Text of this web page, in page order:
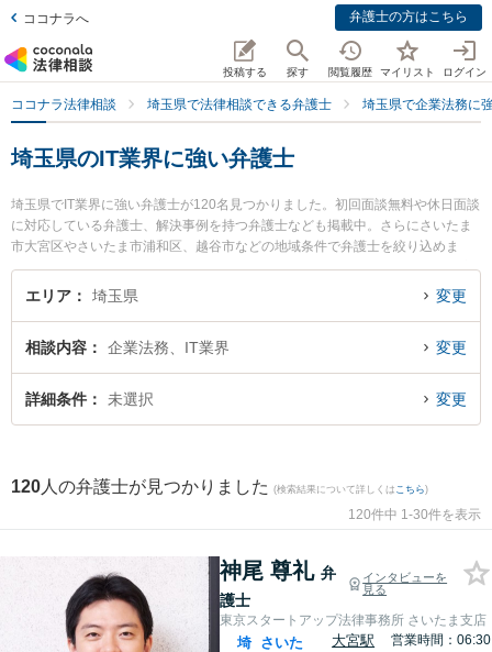
ココナラへ 弁護士の方はこちら
投稿する 探す 閲覧履歴 マイリスト ログイン
ココナラ法律相談 埼玉県で法律相談できる弁護士 埼玉県で企業法務に
埼玉県のIT業界に強い弁護士
埼玉県でIT業界に強い弁護士が120名見つかりました。初回面談無料や休日面談
に対応している弁護士、解決事例を持つ弁護士なども掲載中。さらにさいたま
市大宮区やさいたま市浦和区、越谷市などの地域条件で弁護士を絞り込めま
す。企業法務に関係する顧問弁護士契約や契約書作成・リーガルチェック、雇
用契約書・就業規則作成等の細かな分野での絞り込み検索もでき便利です。特
大宮事務所の山本 晶彦弁護士のプロフィール情報や弁護士費用、強みなどが注
目されています。『埼玉県で土日や夜間に発生したIT業界のトラブルを今すぐ
に弁護士に相談したい』『IT業界のトラブル解決の実績豊富な近くの弁護士を
エリア 埼玉県 変更
相談内容 企業法務、IT業界 変更
詳細条件 未選択 変更
120 人の弁護士が見つかりました (検索結果について詳しくは こちら)
120件中 1-30件を表示
神尾 尊礼 弁
護士
インタビューを
見る
東京スタートアップ法律事務所 さいたま支店
埼 さいた
大宮駅
営業時間：06:30